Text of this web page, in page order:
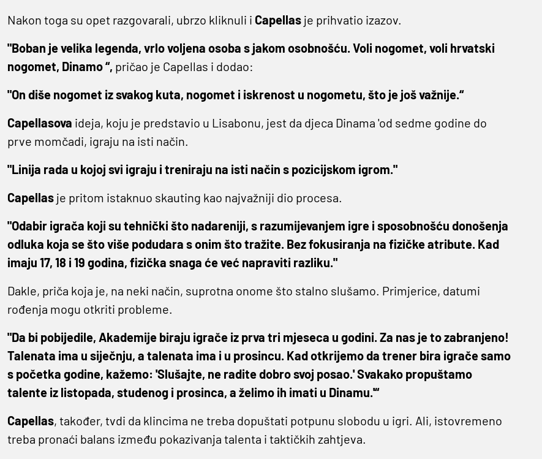
Nakon toga su opet razgovarali, ubrzo kliknuli i Capellas je prihvatio izazov.
"Boban je velika legenda, vrlo voljena osoba s jakom osobnošću. Voli nogomet, voli hrvatski
nogomet, Dinamo “, pričao je Capellas i dodao:
"On diše nogomet iz svakog kuta, nogomet i iskrenost u nogometu, što je još važnije.“
Capellasova ideja, koju je predstavio u Lisabonu, jest da djeca Dinama 'od sedme godine do
prve momčadi, igraju na isti način.
"Linija rada u kojoj svi igraju i treniraju na isti način s pozicijskom igrom."
Capellas je pritom istaknuo skauting kao najvažniji dio procesa.
"Odabir igrača koji su tehnički što nadareniji, s razumijevanjem igre i sposobnošću donošenja
odluka koja se što više podudara s onim što tražite. Bez fokusiranja na fizičke atribute. Kad
imaju 17, 18 i 19 godina, fizička snaga će već napraviti razliku."
Dakle, priča koja je, na neki način, suprotna onome što stalno slušamo. Primjerice, datumi
rođenja mogu otkriti probleme.
"Da bi pobijedile, Akademije biraju igrače iz prva tri mjeseca u godini. Za nas je to zabranjeno!
Talenata ima u siječnju, a talenata ima i u prosincu. Kad otkrijemo da trener bira igrače samo
s početka godine, kažemo: 'Slušajte, ne radite dobro svoj posao.' Svakako propuštamo
talente iz listopada, studenog i prosinca, a želimo ih imati u Dinamu.'“
Capellas, također, tvdi da klincima ne treba dopuštati potpunu slobodu u igri. Ali, istovremeno
treba pronaći balans između pokazivanja talenta i taktičkih zahtjeva.